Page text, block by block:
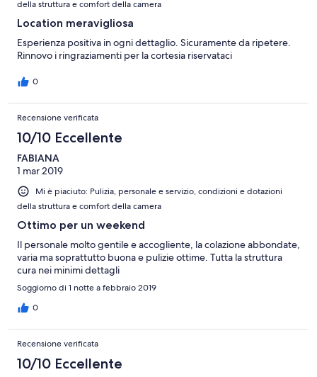
della struttura e comfort della camera
Location meravigliosa
Esperienza positiva in ogni dettaglio. Sicuramente da ripetere.
Rinnovo i ringraziamenti per la cortesia riservataci
0
Recensione verificata
10/10 Eccellente
FABIANA
1 mar 2019
Mi è piaciuto: Pulizia, personale e servizio, condizioni e dotazioni
della struttura e comfort della camera
Ottimo per un weekend
Il personale molto gentile e accogliente, la colazione abbondate,
varia ma soprattutto buona e pulizie ottime. Tutta la struttura
cura nei minimi dettagli
Soggiorno di 1 notte a febbraio 2019
0
Recensione verificata
10/10 Eccellente